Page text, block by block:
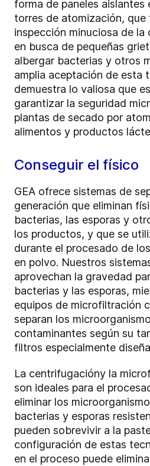
forma de paneles aislantes
torres de atomización, que
inspección minuciosa de la
en busca de pequeñas
albergar bacterias y otros
amplia aceptación de esta
demuestra lo valiosa que
garantizar la seguridad
plantas de secado por
alimentos y productos
Conseguir el físico
GEA ofrece sistemas de
generación que eliminan
bacterias, las esporas y
los productos, y que se
durante el procesado de
en polvo. Nuestros
aprovechan la gravedad
bacterias y las esporas,
equipos de microfiltración
separan los
contaminantes según su
filtros especialmente
La centrifugacióny la
son ideales para el
eliminar los
bacterias y esporas
pueden sobrevivir a la
configuración de estas
en el proceso puede